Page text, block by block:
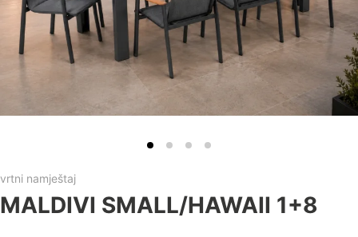
vrtni namještaj
MALDIVI SMALL/HAWAII 1+8